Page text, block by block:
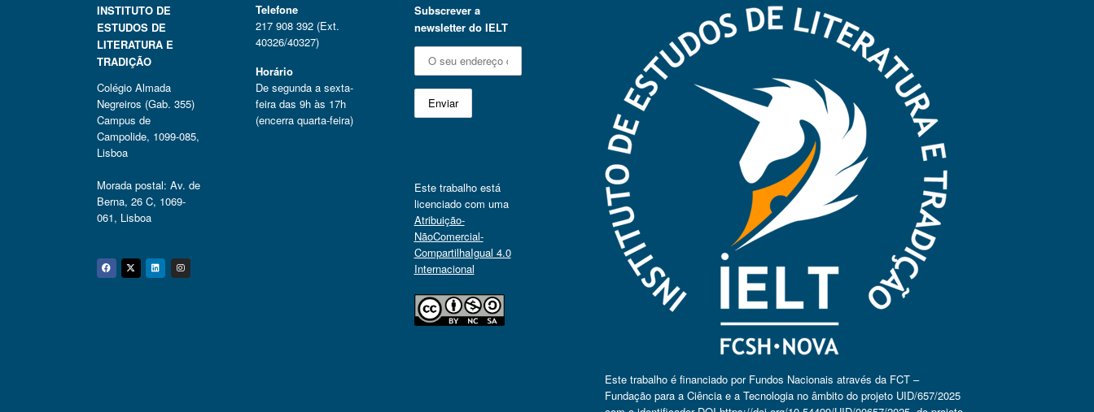
INSTITUTO DE
ESTUDOS DE
LITERATURA E
TRADIÇÃO
Colégio Almada
Negreiros (Gab. 355)
Campus de
Campolide, 1099-085,
Lisboa
Morada postal: Av. de
Berna, 26 C, 1069-
061, Lisboa
Facebook
Twitter
Linkedin
Instagram
Telefone
217 908 392 (Ext.
40326/40327)
Horário
De segunda a sexta-
feira das 9h às 17h
(encerra quarta-feira)
Subscrever a
newsletter do IELT
Este trabalho está
licenciado com uma
Atribuição-
NãoComercial-
CompartilhaIgual 4.0
Internacional
Este trabalho é financiado por Fundos Nacionais através da FCT –
Fundação para a Ciência e a Tecnologia no âmbito do projeto UID/657/2025